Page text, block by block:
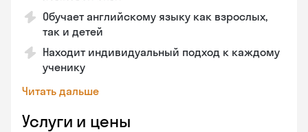
Обучает английскому языку как взрослых,
так и детей
Находит индивидуальный подход к каждому
ученику
Читать дальше
Услуги и цены